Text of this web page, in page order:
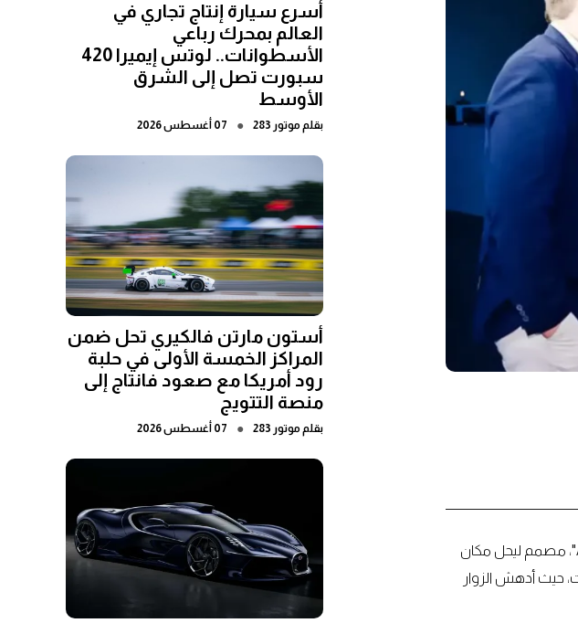
في محاولة يائسة لإعادة ابتكار تجربة شراء السيارات التقليدية، ظهر روبوت بشري الشكل يُدعى "AiMOGA"، مصمم ليحل مكان
حيث أدهش الزوار
أسرع سيارة إنتاج تجاري في
العالم بمحرك رباعي
الأسطوانات.. لوتس إيميرا 420
سبورت تصل إلى الشرق
الأوسط
بقلم موتور 283 ● 07 أغسطس 2026
أستون مارتن فالكيري تحل ضمن
المراكز الخمسة الأولى في حلبة
رود أمريكا مع صعود فانتاج إلى
منصة التتويج
بقلم موتور 283 ● 07 أغسطس 2026